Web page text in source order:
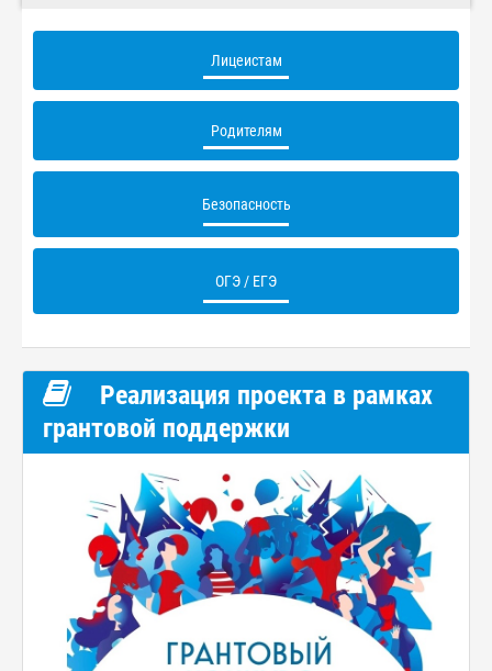
Лицеистам
Родителям
Безопасность
ОГЭ / ЕГЭ
Реализация проекта в рамках
грантовой поддержки